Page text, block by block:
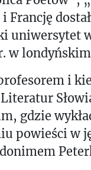
Francję
uniwersytet
w
i
gdzie
powieści w